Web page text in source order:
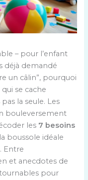
– pour l’enfant
déjà demandé
un câlin”, pourquoi
se cache
la seule. Les
bouleversement
les 7 besoins
boussole idéale
Entre
et anecdotes de
pour